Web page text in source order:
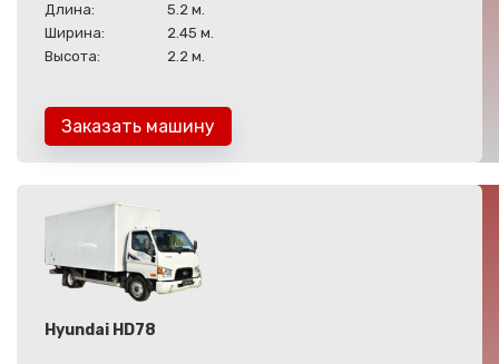
Длина:
5.2 м.
Ширина:
2.45 м.
Высота:
2.2 м.
Заказать машину
Hyundai HD78